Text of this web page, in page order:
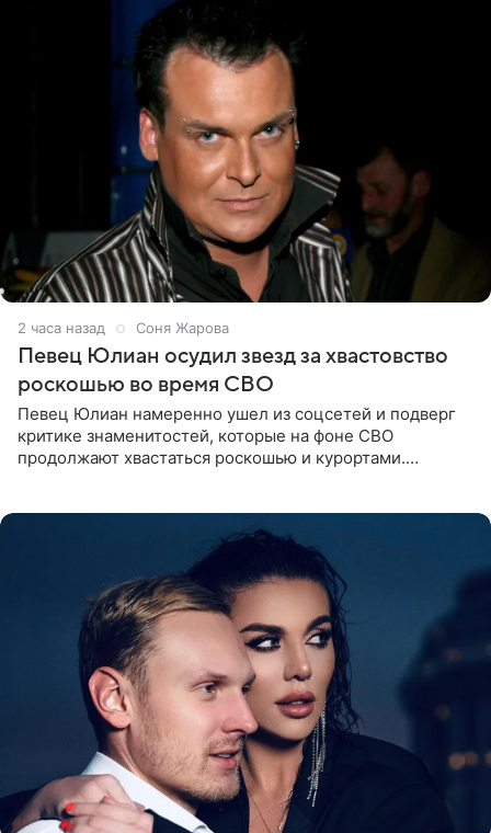
2 часа назад Соня Жарова
Певец Юлиан осудил звезд за хвастовство
роскошью во время СВО
Певец Юлиан намеренно ушел из соцсетей и подверг
критике знаменитостей, которые на фоне СВО
продолжают хвастаться роскошью и курортами.